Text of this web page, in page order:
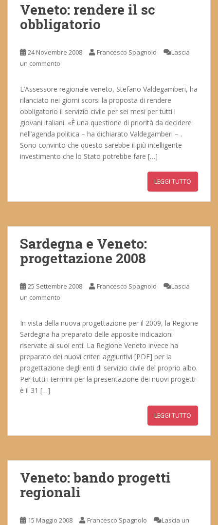
Veneto: rendere il sc
obbligatorio
24 Novembre 2008 Francesco Spagnolo
Lascia
un commento
L’Assessore regionale veneto, Stefano Valdegamberi, ha
rilanciato nei giorni scorsi la proposta di rendere
obbligatorio il servizio civile per sei mesi per tutti i
giovani italiani. «È una questione di priorità da decidere
nell’agenda politica – ha dichiarato Valdegamberi – .
Sono convinto che questo sarebbe il più intelligente
investimento che lo Stato potrebbe fare […]
LEGGI TUTTO
Sardegna e Veneto:
progettazione 2008
25 Settembre 2008 Francesco Spagnolo
Lascia
un commento
In vista della nuova progettazione per il 2009, la Regione
Sardegna ha preparato delle apposite indicazioni
riservate ai suoi enti. La Regione Veneto invece ha
preparato dei nuovi criteri aggiuntivi [PDF] per la
progettazione degli enti di servizio civile del proprio albo.
Per tutti i termini per la presentazione dei nuovi progetti
è il 31 […]
LEGGI TUTTO
Veneto: bando progetti
regionali
15 Maggio 2008 Francesco Spagnolo
Lascia un